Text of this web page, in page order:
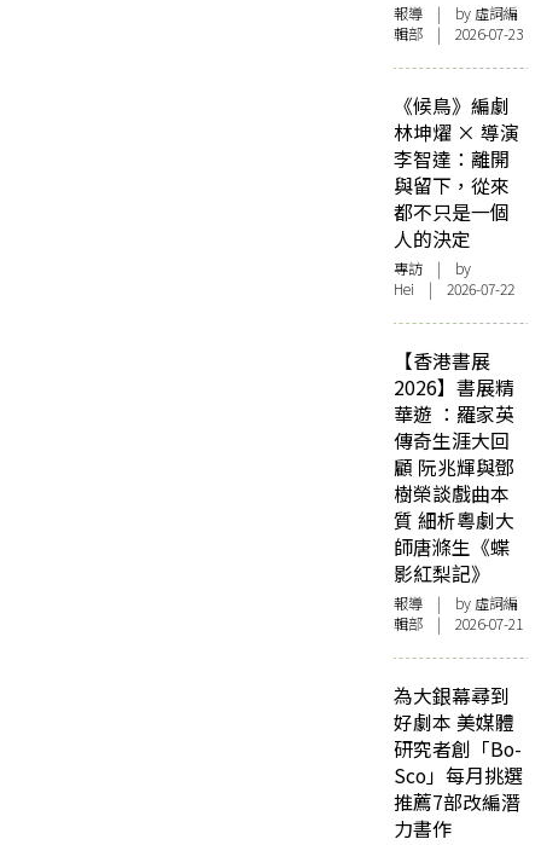
報導 | by 虛詞編
輯部 | 2026-07-23
《候鳥》編劇
林坤燿 × 導演
李智達：離開
與留下，從來
都不只是一個
人的決定
專訪 | by
Hei | 2026-07-22
【香港書展
2026】書展精
華遊 ：羅家英
傳奇生涯大回
顧 阮兆輝與鄧
樹榮談戲曲本
質 細析粵劇大
師唐滌生《蝶
影紅梨記》
報導 | by 虛詞編
輯部 | 2026-07-21
為大銀幕尋到
好劇本 美媒體
研究者創「Bo-
Sco」每月挑選
推薦7部改編潛
力書作